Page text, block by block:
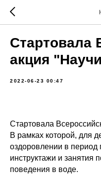
Стартовала
акция
2022-06-23 00:47
Стартовала
В рамках которой, для
оздоровлении в
инструктажи и занятия
поведения в воде.